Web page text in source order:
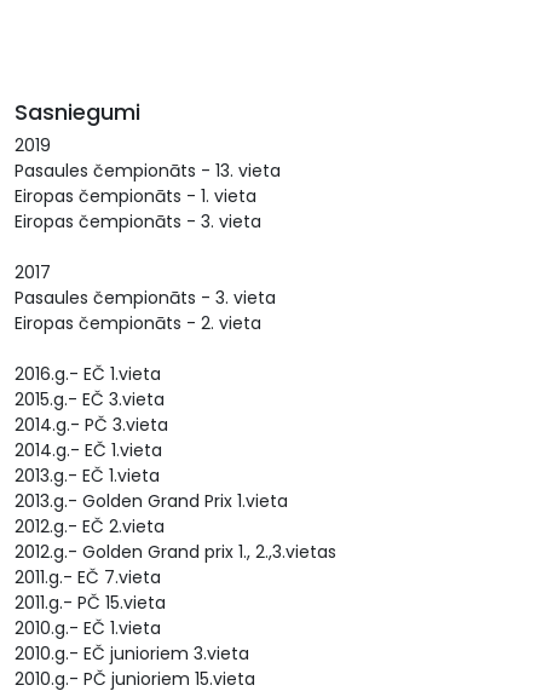
Sasniegumi
2019
Pasaules čempionāts - 13. vieta
Eiropas čempionāts - 1. vieta
Eiropas čempionāts - 3. vieta
2017
Pasaules čempionāts - 3. vieta
Eiropas čempionāts - 2. vieta
2016.g.- EČ 1.vieta
2015.g.- EČ 3.vieta
2014.g.- PČ 3.vieta
2014.g.- EČ 1.vieta
2013.g.- EČ 1.vieta
2013.g.- Golden Grand Prix 1.vieta
2012.g.- EČ 2.vieta
2012.g.- Golden Grand prix 1., 2.,3.vietas
2011.g.- EČ 7.vieta
2011.g.- PČ 15.vieta
2010.g.- EČ 1.vieta
2010.g.- EČ junioriem 3.vieta
2010.g.- PČ junioriem 15.vieta